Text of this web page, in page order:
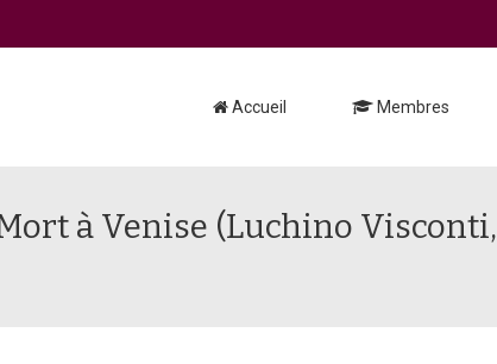
Accueil Membres
à Venise (Luchino Visconti,